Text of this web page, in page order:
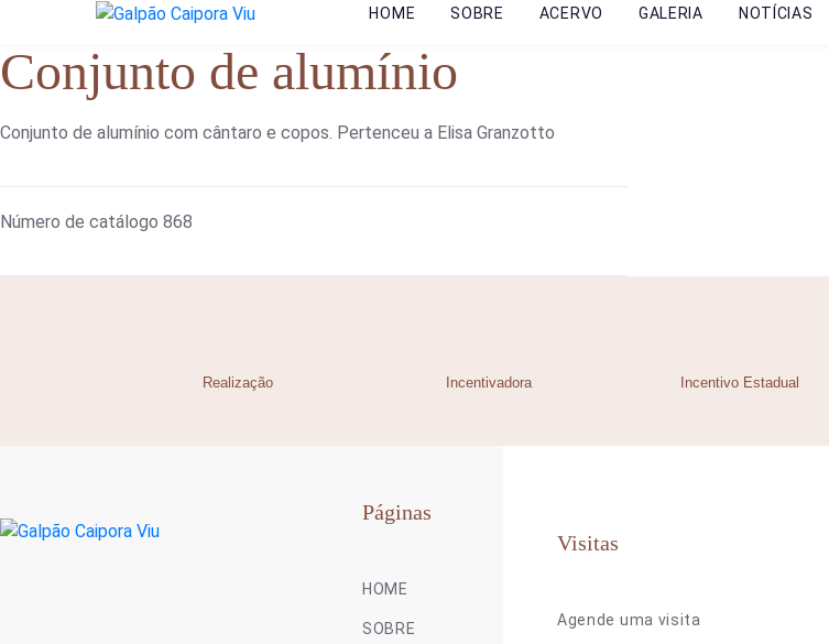
HOME SOBRE ACERVO GALERIA NOTÍCIAS
Conjunto de alumínio
Conjunto de alumínio com cântaro e copos. Pertenceu a Elisa Granzotto
Número de catálogo 868
Realização Incentivadora Incentivo Estadual
Páginas
HOME
SOBRE
Visitas
Agende uma visita